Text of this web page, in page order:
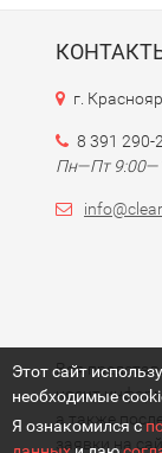
Этот сайт
необходимые
Я ознакомился с
г.
8 391 290-
Пн—Пт
Вся
носит
а также
заявки на